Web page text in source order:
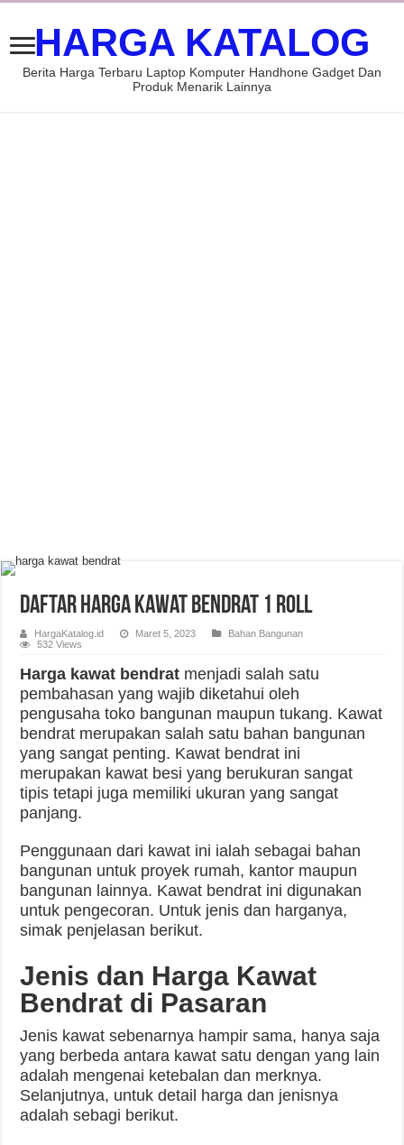
HARGA KATALOG
Berita Harga Terbaru Laptop Komputer Handhone Gadget Dan
Produk Menarik Lainnya
Daftar Harga Kawat Bendrat 1 Roll
HargaKatalog.id Maret 5, 2023
Bahan Bangunan
532 Views
Harga kawat bendrat menjadi salah satu
pembahasan yang wajib diketahui oleh
pengusaha toko bangunan maupun tukang. Kawat
bendrat merupakan salah satu bahan bangunan
yang sangat penting. Kawat bendrat ini
merupakan kawat besi yang berukuran sangat
tipis tetapi juga memiliki ukuran yang sangat
panjang.
Penggunaan dari kawat ini ialah sebagai bahan
bangunan untuk proyek rumah, kantor maupun
bangunan lainnya. Kawat bendrat ini digunakan
untuk pengecoran. Untuk jenis dan harganya,
simak penjelasan berikut.
Jenis dan Harga Kawat
Bendrat di Pasaran
Jenis kawat sebenarnya hampir sama, hanya saja
yang berbeda antara kawat satu dengan yang lain
adalah mengenai ketebalan dan merknya.
Selanjutnya, untuk detail harga dan jenisnya
adalah sebagi berikut.